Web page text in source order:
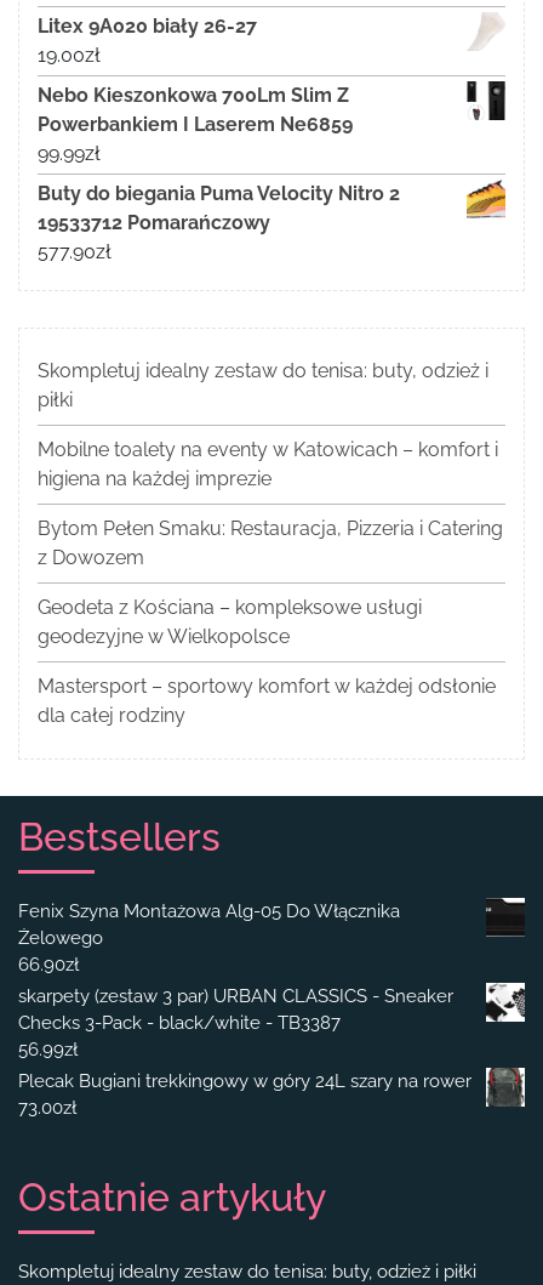
Litex 9A020 biały 26-27
19.00zł
Nebo Kieszonkowa 700Lm Slim Z
Powerbankiem I Laserem Ne6859
99.99zł
Buty do biegania Puma Velocity Nitro 2
19533712 Pomarańczowy
577.90zł
Skompletuj idealny zestaw do tenisa: buty, odzież i
piłki
Mobilne toalety na eventy w Katowicach – komfort i
higiena na każdej imprezie
Bytom Pełen Smaku: Restauracja, Pizzeria i Catering
z Dowozem
Geodeta z Kościana – kompleksowe usługi
geodezyjne w Wielkopolsce
Mastersport – sportowy komfort w każdej odsłonie
dla całej rodziny
Bestsellers
Fenix Szyna Montażowa Alg-05 Do Włącznika
Żelowego
66.90zł
skarpety (zestaw 3 par) URBAN CLASSICS - Sneaker
Checks 3-Pack - black/white - TB3387
56.99zł
Plecak Bugiani trekkingowy w góry 24L szary na rower
73.00zł
Ostatnie artykuły
Skompletuj idealny zestaw do tenisa: buty, odzież i piłki